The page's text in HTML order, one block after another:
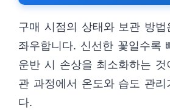
구매 시점의 상태와 보관 방
좌우합니다. 신선한 꽃일수록
운반 시 손상을 최소화하는 것
관 과정에서 온도와 습도 관리
다.